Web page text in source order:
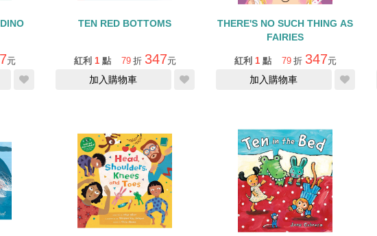
元
TEN RED BOTTOMS
紅利 1 點 79 折 347元
加入購物車
THERE'S NO SUCH THING AS
FAIRIES
紅利 1 點 79 折 347元
加入購物車